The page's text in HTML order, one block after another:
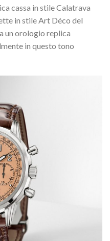
cassa in stile Calatrava
in stile Art Déco del
un orologio replica
in questo tono